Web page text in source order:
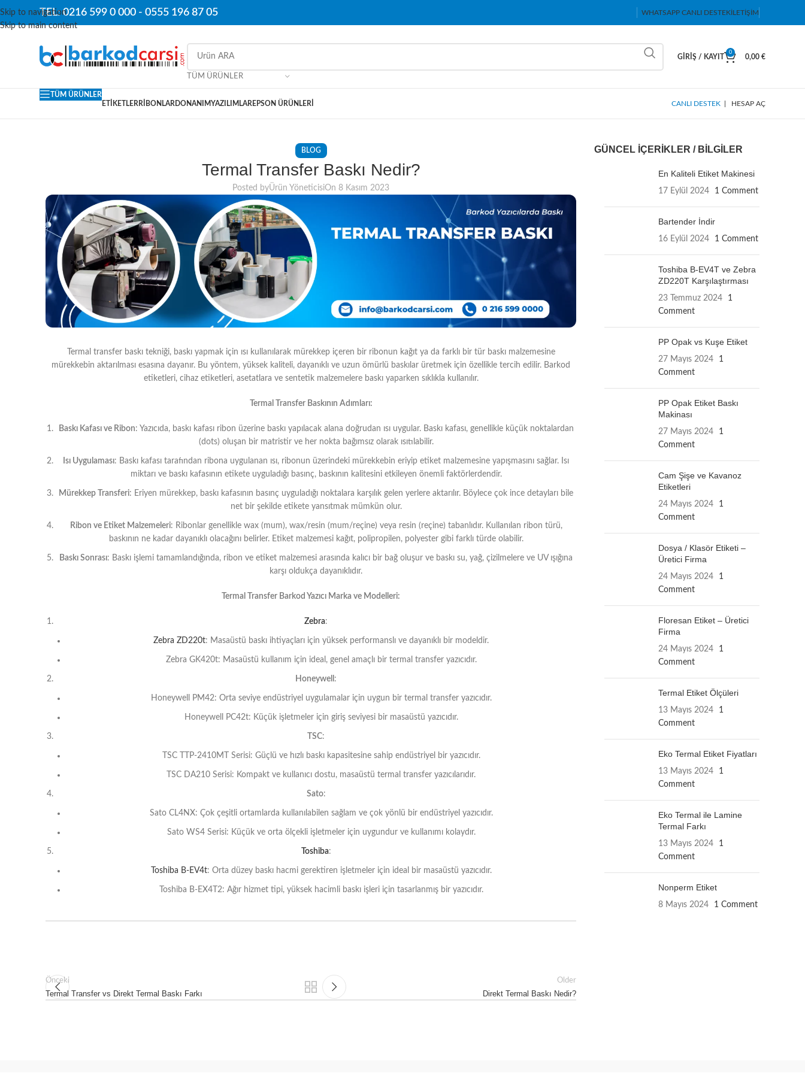
Skip to navigation
Skip to main content
TEL: 0216 599 0 000 - 0555 196 87 05 WHATSAPP CANLI DESTEKİLETIŞIM
TÜM ÜRÜNLER
GIRIŞ / KAYIT
0
0,00 €
TÜM ÜRÜNLER
ETIKETLER RIBONLAR DONANIMYAZILIMLAR EPSON ÜRÜNLERI CANLI DESTEK HESAP AÇ
BLOG
Termal Transfer Baskı Nedir?
Posted byÜrün YöneticisiOn 8 Kasım 2023
Termal transfer baskı tekniği, baskı yapmak için ısı kullanılarak mürekkep içeren bir ribonun kağıt ya da farklı bir tür baskı malzemesine
mürekkebin aktarılması esasına dayanır. Bu yöntem, yüksek kaliteli, dayanıklı ve uzun ömürlü baskılar üretmek için özellikle tercih edilir. Barkod
etiketleri, cihaz etiketleri, asetatlara ve sentetik malzemelere baskı yaparken sıklıkla kullanılır.
Termal Transfer Baskının Adımları:
Baskı Kafası ve Ribon: Yazıcıda, baskı kafası ribon üzerine baskı yapılacak alana doğrudan ısı uygular. Baskı kafası, genellikle küçük noktalardan
(dots) oluşan bir matristir ve her nokta bağımsız olarak ısıtılabilir.
Isı Uygulaması: Baskı kafası tarafından ribona uygulanan ısı, ribonun üzerindeki mürekkebin eriyip etiket malzemesine yapışmasını sağlar. Isı
miktarı ve baskı kafasının etikete uyguladığı basınç, baskının kalitesini etkileyen önemli faktörlerdendir.
Mürekkep Transferi: Eriyen mürekkep, baskı kafasının basınç uyguladığı noktalara karşılık gelen yerlere aktarılır. Böylece çok ince detayları bile
net bir şekilde etikete yansıtmak mümkün olur.
Ribon ve Etiket Malzemeleri: Ribonlar genellikle wax (mum), wax/resin (mum/reçine) veya resin (reçine) tabanlıdır. Kullanılan ribon türü,
baskının ne kadar dayanıklı olacağını belirler. Etiket malzemesi kağıt, polipropilen, polyester gibi farklı türde olabilir.
Baskı Sonrası: Baskı işlemi tamamlandığında, ribon ve etiket malzemesi arasında kalıcı bir bağ oluşur ve baskı su, yağ, çizilmelere ve UV ışığına
karşı oldukça dayanıklıdır.
Termal Transfer Barkod Yazıcı Marka ve Modelleri:
Zebra:
Zebra ZD220t: Masaüstü baskı ihtiyaçları için yüksek performanslı ve dayanıklı bir modeldir.
Zebra GK420t: Masaüstü kullanım için ideal, genel amaçlı bir termal transfer yazıcıdır.
Honeywell :
Honeywell PM42: Orta seviye endüstriyel uygulamalar için uygun bir termal transfer yazıcıdır.
Honeywell PC42t: Küçük işletmeler için giriş seviyesi bir masaüstü yazıcıdır.
TSC:
TSC TTP-2410MT Serisi: Güçlü ve hızlı baskı kapasitesine sahip endüstriyel bir yazıcıdır.
TSC DA210 Serisi: Kompakt ve kullanıcı dostu, masaüstü termal transfer yazıcılarıdır.
Sato:
Sato CL4NX: Çok çeşitli ortamlarda kullanılabilen sağlam ve çok yönlü bir endüstriyel yazıcıdır.
Sato WS4 Serisi: Küçük ve orta ölçekli işletmeler için uygundur ve kullanımı kolaydır.
Toshiba:
Toshiba B-EV4t: Orta düzey baskı hacmi gerektiren işletmeler için ideal bir masaüstü yazıcıdır.
Toshiba B-EX4T2: Ağır hizmet tipi, yüksek hacimli baskı işleri için tasarlanmış bir yazıcıdır.
Önceki
Termal Transfer vs Direkt Termal Baskı Farkı
Older
Direkt Termal Baskı Nedir?
GÜNCEL İÇERIKLER / BILGILER
En Kaliteli Etiket Makinesi
17 Eylül 2024 1 Comment
Bartender İndir
16 Eylül 2024 1 Comment
Toshiba B-EV4T ve Zebra
ZD220T Karşılaştırması
23 Temmuz 2024
1
Comment
PP Opak vs Kuşe Etiket
27 Mayıs 2024
1
Comment
PP Opak Etiket Baskı
Makinası
27 Mayıs 2024
1
Comment
Cam Şişe ve Kavanoz
Etiketleri
24 Mayıs 2024
1
Comment
Dosya / Klasör Etiketi –
Üretici Firma
24 Mayıs 2024
1
Comment
Floresan Etiket – Üretici
Firma
24 Mayıs 2024
1
Comment
Termal Etiket Ölçüleri
13 Mayıs 2024
1
Comment
Eko Termal Etiket Fiyatları
13 Mayıs 2024
1
Comment
Eko Termal ile Lamine
Termal Farkı
13 Mayıs 2024
1
Comment
Nonperm Etiket
8 Mayıs 2024 1 Comment